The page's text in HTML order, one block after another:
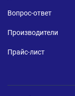
Вопрос-ответ
Производители
Прайс-лист